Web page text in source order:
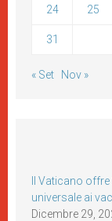
24 25
31
« Set Nov »
Il Vaticano
universale ai
Dicembre 29,